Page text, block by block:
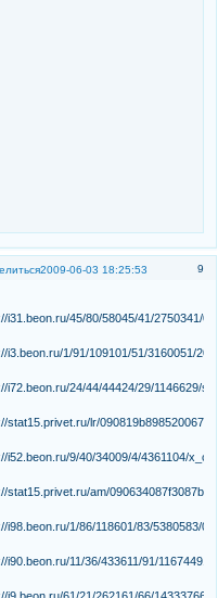
9
2009-06-03 18:25:53